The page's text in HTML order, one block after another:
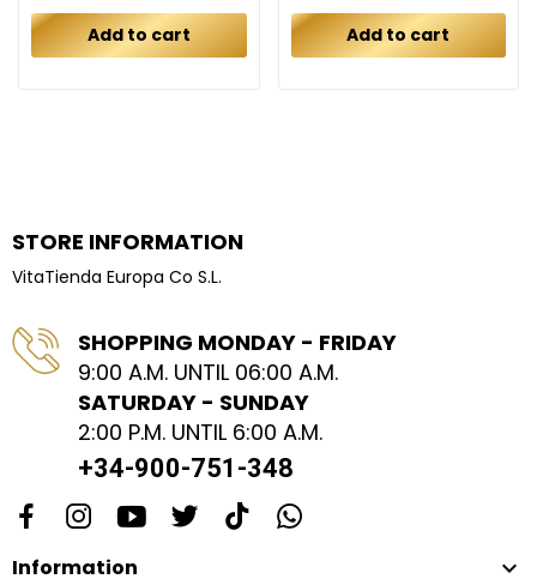
Add to cart Add to cart
STORE INFORMATION
VitaTienda Europa Co S.L.
SHOPPING MONDAY - FRIDAY
9:00 A.M. UNTIL 06:00 A.M.
SATURDAY - SUNDAY
2:00 P.M. UNTIL 6:00 A.M.
+34-900-751-348
Information 